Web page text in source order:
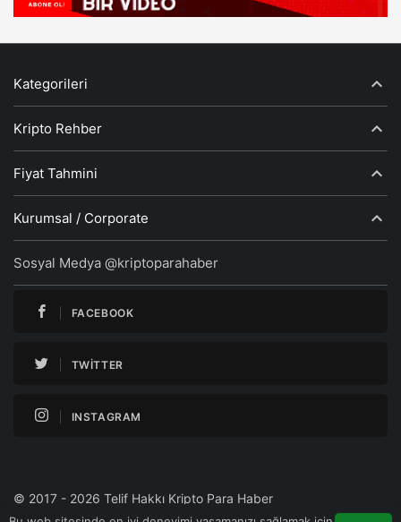
Kategorileri
Kripto Rehber
Fiyat Tahmini
Kurumsal / Corporate
Sosyal Medya @kriptoparahaber
FACEBOOK
TWITTER
INSTAGRAM
© 2017 - 2026 Telif Hakkı Kripto Para Haber